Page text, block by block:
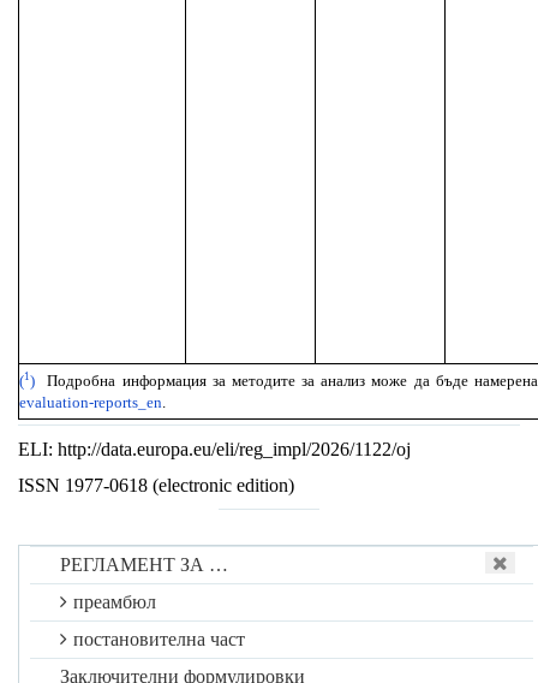
РЕГЛАМЕНТ ЗА …
преамбюл
постановителна част
Заключителни формулировки
(1 ) Подробна информация за методите за анализ може да бъде
evaluation-reports_en.
ELI: http://data.europa.eu/eli/reg_impl/2026/1122/oj
ISSN 1977-0618 (electronic edition)